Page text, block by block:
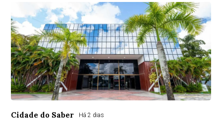
Cidade do Saber Há 2 dias